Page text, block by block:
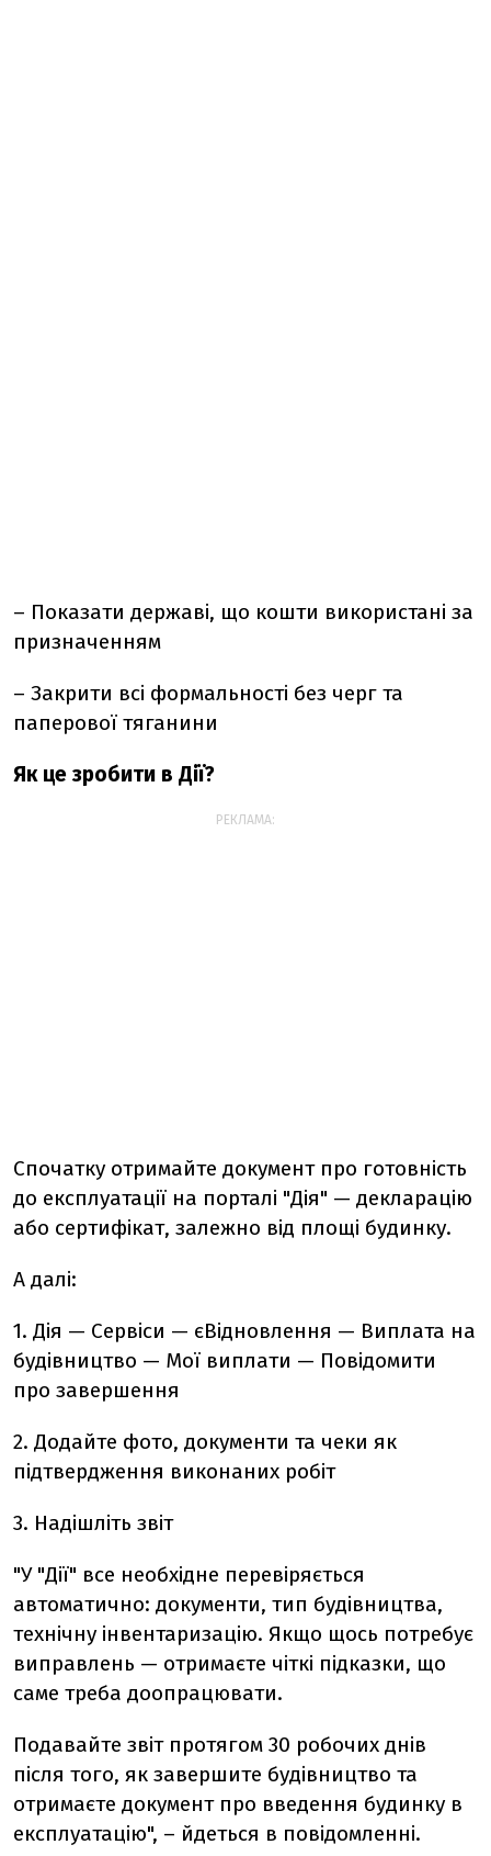
– Показати державі, що кошти використані за
призначенням
– Закрити всі формальності без черг та
паперової тяганини
Як це зробити в Дії?
РЕКЛАМА:
Спочатку отримайте документ про готовність
до експлуатації на порталі "Дія" — декларацію
або сертифікат, залежно від площі будинку.
А далі:
1. Дія — Сервіси — єВідновлення — Виплата на
будівництво — Мої виплати — Повідомити
про завершення
2. Додайте фото, документи та чеки як
підтвердження виконаних робіт
3. Надішліть звіт
"У "Дії" все необхідне перевіряється
автоматично: документи, тип будівництва,
технічну інвентаризацію. Якщо щось потребує
виправлень — отримаєте чіткі підказки, що
саме треба доопрацювати.
Подавайте звіт протягом 30 робочих днів
після того, як завершите будівництво та
отримаєте документ про введення будинку в
експлуатацію", – йдеться в повідомленні.